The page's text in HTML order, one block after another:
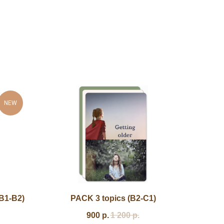
NEW
B2) PACK 3 topics (B2-C1)
900 р.1 200 р.